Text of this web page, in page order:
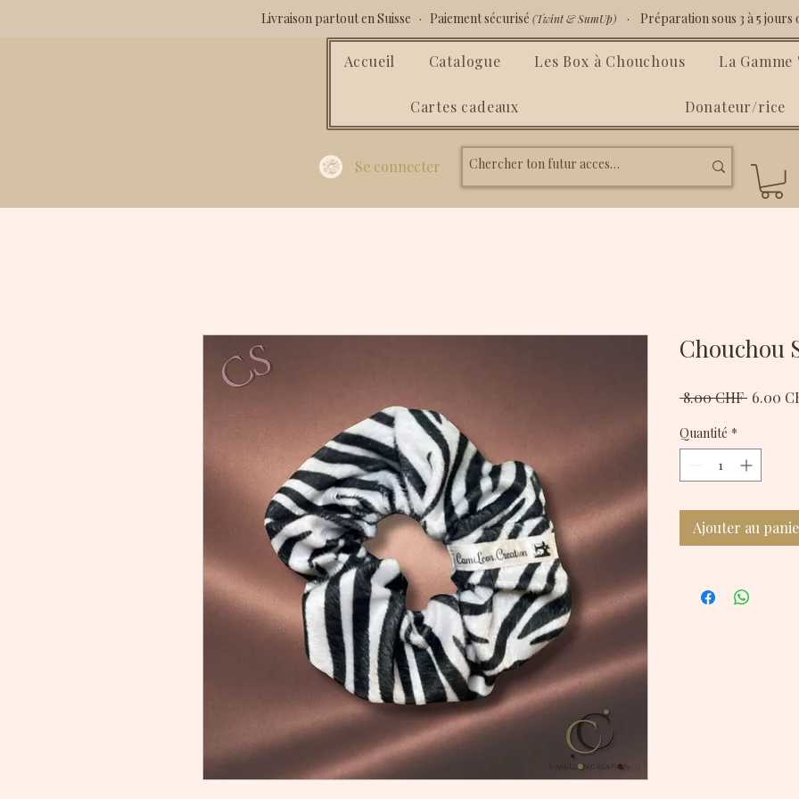
Livraison partout en Suisse · Paiement sécurisé (Twint & SumUp) · Préparation sous 3 à 5 jours
Accueil Catalogue Les Box à Chouchous La Gamme
Cartes cadeaux Donateur/rice
Se connecter
Chouchou
8.00 CHF Prix
6.00
Quantité *
Ajouter au